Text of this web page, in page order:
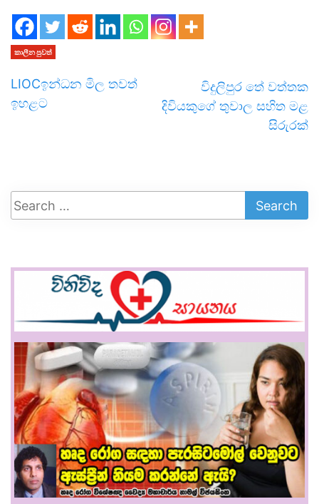
කාලීන පුවත්
LIOCඉන්ධන මිල තවත්
ඉහළට
විදුලිපුර තේ වත්තක
දිවියකුගේ තුවාල සහිත මළ
සිරුරක්